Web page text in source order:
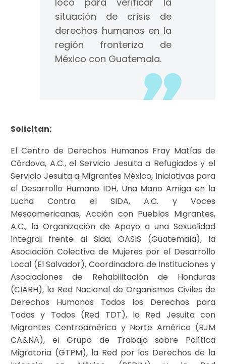
situación de crisis de
derechos humanos en la
región fronteriza de
México con Guatemala.
Solicitan:
El Centro de Derechos Humanos Fray Matías de
Córdova, A.C., el Servicio Jesuita a Refugiados y el
Servicio Jesuita a Migrantes México, Iniciativas para
el Desarrollo Humano IDH, Una Mano Amiga en la
Lucha Contra el SIDA, A.C. y Voces
Mesoamericanas, Acción con Pueblos Migrantes,
A.C., la Organización de Apoyo a una Sexualidad
Integral frente al Sida, OASIS (Guatemala), la
Asociación Colectiva de Mujeres por el Desarrollo
Local (El Salvador), Coordinadora de Instituciones y
Asociaciones de Rehabilitación de Honduras
(CIARH), la Red Nacional de Organismos Civiles de
Derechos Humanos Todos los Derechos para
Todas y Todos (Red TDT), la Red Jesuita con
Migrantes Centroamérica y Norte América (RJM
CA&NA), el Grupo de Trabajo sobre Política
Migratoria (GTPM), la Red por los Derechos de la